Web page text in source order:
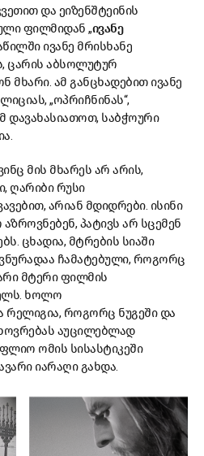
და ეიზენშტეინის
ფილმიდან „ივანე
ივანე მრისხანე
ცარის აბსოლუტურ
ამ განცხადებით ივანე
„ოპრიჩნინას“,
საბჭოური
მის მხარეს არ არის,
ღარიბი რუსი
არიან მდიდრები. ისინი
პატივს არ სცემენ
ცხადია, მტრების სიაში
ჩამატებული, როგორც
მტერი ფილმის
ხოლო
როგორც ნუგეში და
აუცილებლად
ომის სისასტიკეში
იარაღი გახდა.